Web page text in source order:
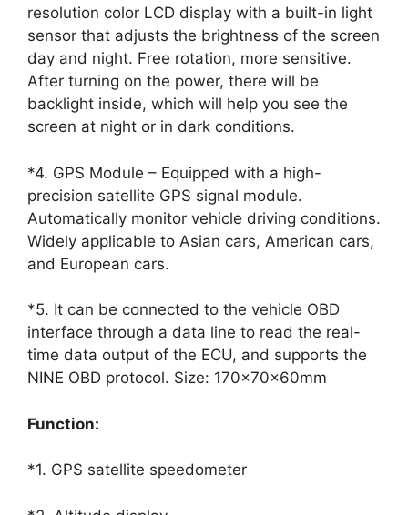
resolution color LCD display with a built-in light
sensor that adjusts the brightness of the screen
day and night. Free rotation, more sensitive.
After turning on the power, there will be
backlight inside, which will help you see the
screen at night or in dark conditions.
*4. GPS Module – Equipped with a high-
precision satellite GPS signal module.
Automatically monitor vehicle driving conditions.
Widely applicable to Asian cars, American cars,
and European cars.
*5. It can be connected to the vehicle OBD
interface through a data line to read the real-
time data output of the ECU, and supports the
NINE OBD protocol. Size: 170x70x60mm
Function:
*1. GPS satellite speedometer